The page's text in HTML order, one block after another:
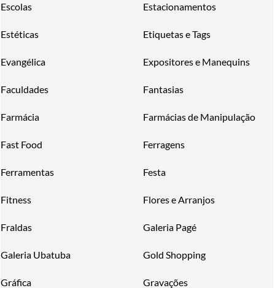
Escolas Estacionamentos
Estéticas Etiquetas e Tags
Evangélica Expositores e Manequins
Faculdades Fantasias
Farmácia Farmácias de Manipulação
Fast Food Ferragens
Ferramentas Festa
Fitness Flores e Arranjos
Fraldas Galeria Pagé
Galeria Ubatuba Gold Shopping
Gráfica Gravações